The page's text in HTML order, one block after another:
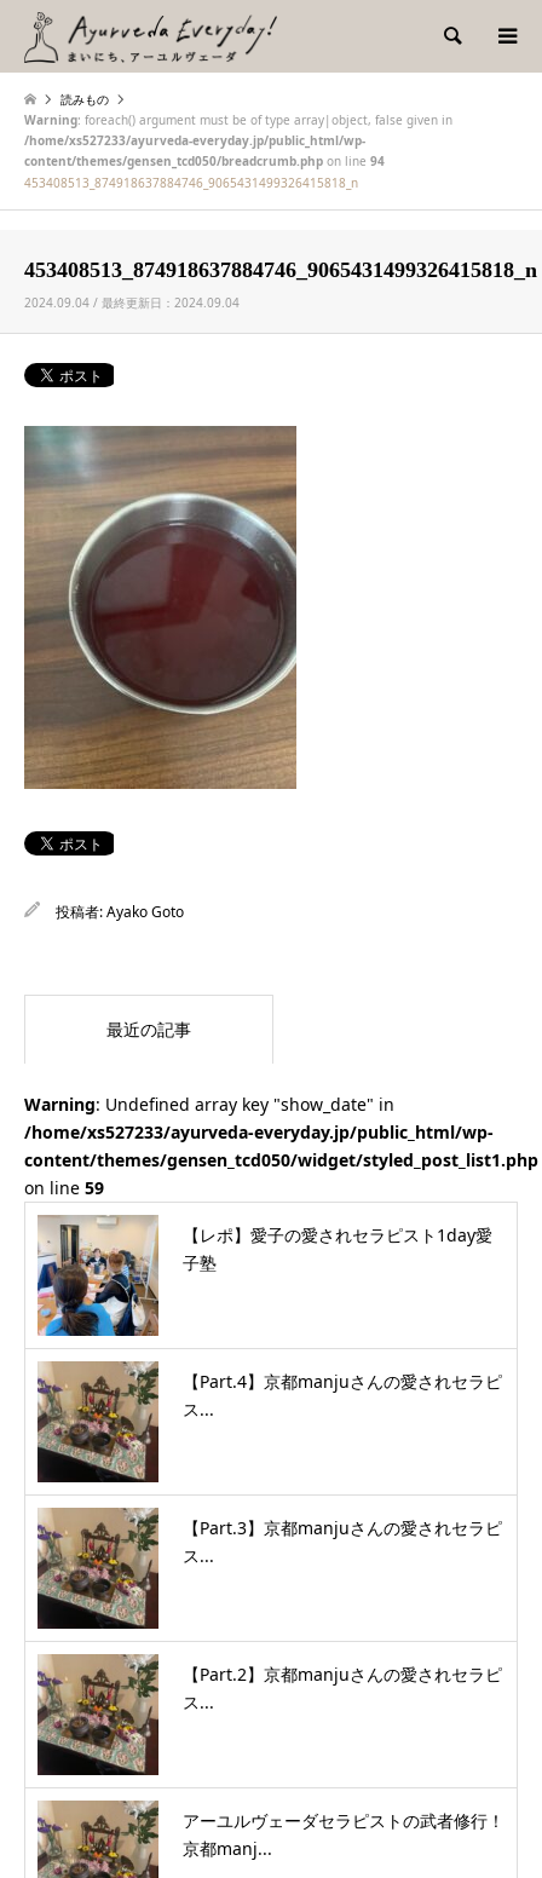
検索
読みもの
Warning: foreach() argument must be of type array|object, false given in
/home/xs527233/ayurveda-everyday.jp/public_html/wp-
content/themes/gensen_tcd050/breadcrumb.php on line 94
453408513_874918637884746_9065431499326415818_n
453408513_874918637884746_9065431499326415818_n
2024.09.04 / 最終更新日：2024.09.04
投稿者:Ayako Goto
最近の記事
Warning: Undefined array key "show_date" in
/home/xs527233/ayurveda-everyday.jp/public_html/wp-
content/themes/gensen_tcd050/widget/styled_post_list1.php
on line 59
【レポ】愛子の愛されセラピスト1day愛
子塾
【Part.4】京都manjuさんの愛されセラピ
ス...
【Part.3】京都manjuさんの愛されセラピ
ス...
【Part.2】京都manjuさんの愛されセラピ
ス...
アーユルヴェーダセラピストの武者修行！
京都manj...